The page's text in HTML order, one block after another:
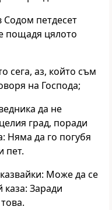
Содом петдесет
пощадя цялото
сега, аз, който съм
на Господа;
да не
град, поради
Няма да го погубя
пет.
Може да се
каза: Заради